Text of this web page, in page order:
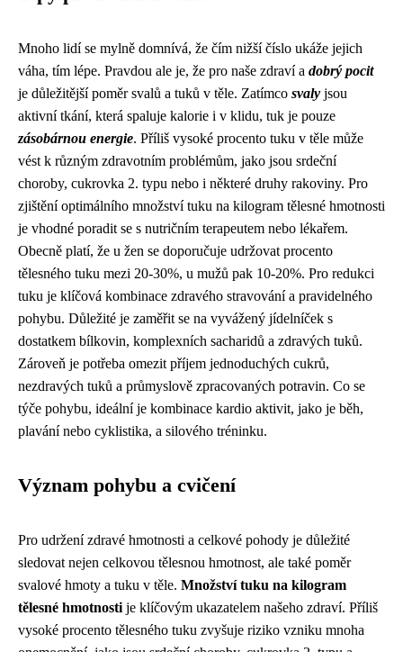
Mnoho lidí se mylně domnívá, že čím nižší číslo ukáže jejich
váha, tím lépe. Pravdou ale je, že pro naše zdraví a dobrý pocit
je důležitější poměr svalů a tuků v těle. Zatímco svaly jsou
aktivní tkání, která spaluje kalorie i v klidu, tuk je pouze
zásobárnou energie. Příliš vysoké procento tuku v těle může
vést k různým zdravotním problémům, jako jsou srdeční
choroby, cukrovka 2. typu nebo i některé druhy rakoviny. Pro
zjištění optimálního množství tuku na kilogram tělesné hmotnosti
je vhodné poradit se s nutričním terapeutem nebo lékařem.
Obecně platí, že u žen se doporučuje udržovat procento
tělesného tuku mezi 20-30%, u mužů pak 10-20%. Pro redukci
tuku je klíčová kombinace zdravého stravování a pravidelného
pohybu. Důležité je zaměřit se na vyvážený jídelníček s
dostatkem bílkovin, komplexních sacharidů a zdravých tuků.
Zároveň je potřeba omezit příjem jednoduchých cukrů,
nezdravých tuků a průmyslově zpracovaných potravin. Co se
týče pohybu, ideální je kombinace kardio aktivit, jako je běh,
plavání nebo cyklistika, a silového tréninku.
Význam pohybu a cvičení
Pro udržení zdravé hmotnosti a celkové pohody je důležité
sledovat nejen celkovou tělesnou hmotnost, ale také poměr
svalové hmoty a tuku v těle. Množství tuku na kilogram
tělesné hmotnosti je klíčovým ukazatelem našeho zdraví. Příliš
vysoké procento tělesného tuku zvyšuje riziko vzniku mnoha